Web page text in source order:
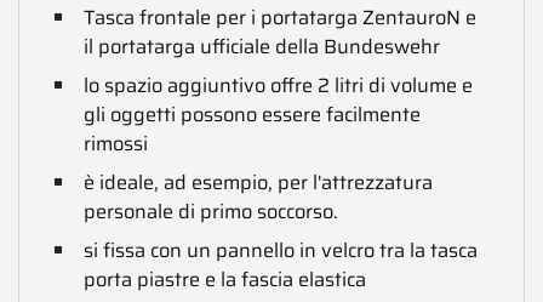
Tasca frontale per i portatarga ZentauroN e
il portatarga ufficiale della Bundeswehr
lo spazio aggiuntivo offre 2 litri di volume e
gli oggetti possono essere facilmente
rimossi
è ideale, ad esempio, per l'attrezzatura
personale di primo soccorso.
si fissa con un pannello in velcro tra la tasca
porta piastre e la fascia elastica